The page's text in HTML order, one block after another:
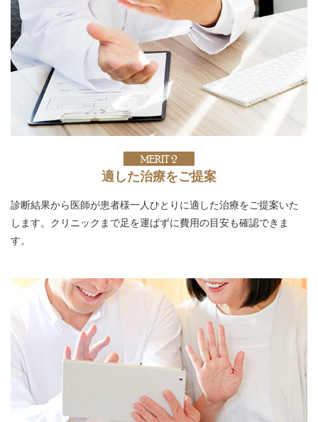
MERIT 2
適した治療をご提案
診断結果から医師が患者様一人ひとりに適した治療をご提案いた
します。クリニックまで足を運ばずに費用の目安も確認できま
す。